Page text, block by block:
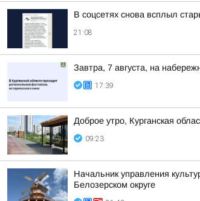
В соцсетях снова всплыл
21:08
Завтра, 7 августа, на
17:39
Доброе утро, Курганская
09:23
Начальник управления
Белозерском округе